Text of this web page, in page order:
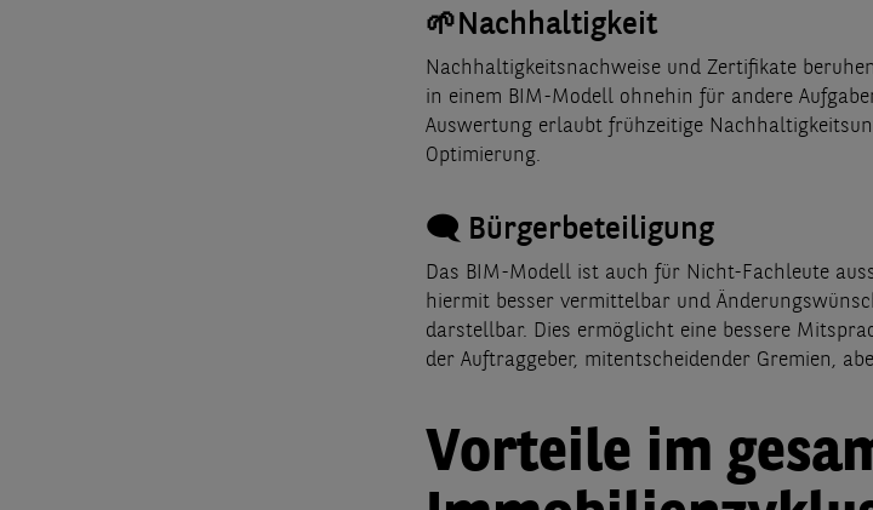
🌱Nachhaltigkeit
Nachhaltigkeitsnachweise und Zertifikate
in einem BIM-Modell ohnehin für andere
Auswertung erlaubt frühzeitige
Optimierung.
🗨️ Bürgerbeteiligung
Das BIM-Modell ist auch für Nicht-Fachleute
hiermit besser vermittelbar und
darstellbar. Dies ermöglicht eine bessere
der Auftraggeber, mitentscheidender Gremien,
Vorteile im